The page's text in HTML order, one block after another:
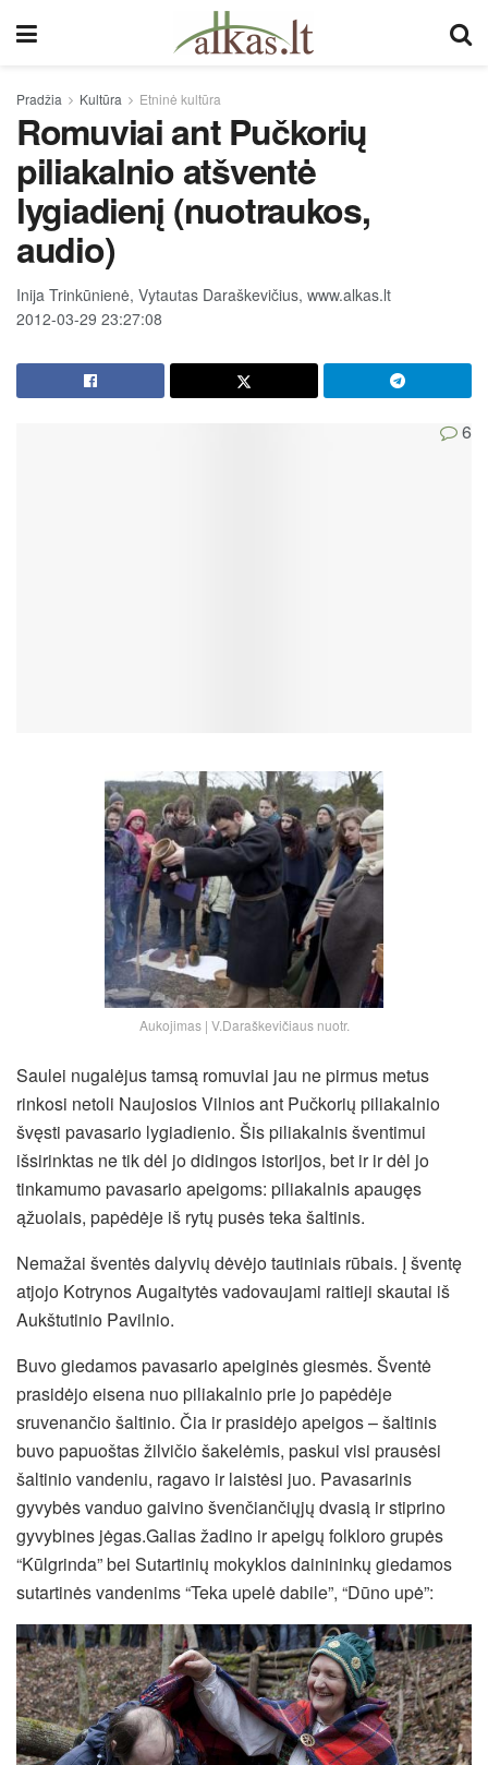
Pradžia Kultūra Etninė kultūra
Romuviai ant Pučkorių
piliakalnio atšventė
lygiadienį (nuotraukos,
audio)
Inija Trinkūnienė, Vytautas Daraškevičius, www.alkas.lt
2012-03-29 23:27:08
6
Aukojimas | V.Daraškevičiaus nuotr.
Saulei nugalėjus tamsą romuviai jau ne pirmus metus
rinkosi netoli Naujosios Vilnios ant Pučkorių piliakalnio
švęsti pavasario lygiadienio. Šis piliakalnis šventimui
išsirinktas ne tik dėl jo didingos istorijos, bet ir ir dėl jo
tinkamumo pavasario apeigoms: piliakalnis apaugęs
ąžuolais, papėdėje iš rytų pusės teka šaltinis.
Nemažai šventės dalyvių dėvėjo tautiniais rūbais. Į šventę
atjojo Kotrynos Augaitytės vadovaujami raitieji skautai iš
Aukštutinio Pavilnio.
Buvo giedamos pavasario apeiginės giesmės. Šventė
prasidėjo eisena nuo piliakalnio prie jo papėdėje
sruvenančio šaltinio. Čia ir prasidėjo apeigos – šaltinis
buvo papuoštas žilvičio šakelėmis, paskui visi prausėsi
šaltinio vandeniu, ragavo ir laistėsi juo. Pavasarinis
gyvybės vanduo gaivino švenčiančiųjų dvasią ir stiprino
gyvybines jėgas.Galias žadino ir apeigų folkloro grupės
“Kūlgrinda” bei Sutartinių mokyklos dainininkų giedamos
sutartinės vandenims “Teka upelė dabile”, “Dūno upė”: